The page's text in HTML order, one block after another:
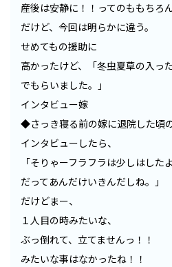
産後は安静に！！ってのももちろ
だけど、今回は明らかに違う。
せめてもの援助に
高かったけど、「冬虫夏草の入っ
でもらいました。」
インタビュー嫁
◆さっき寝る前の嫁に退院した頃
インタビューしたら、
「そりゃーフラフラは少しはした
だってあんだけいきんだしね。」
だけどまー、
１人目の時みたいな、
ぶっ倒れて、立てませんっ！！
みたいな事はなかったね！！